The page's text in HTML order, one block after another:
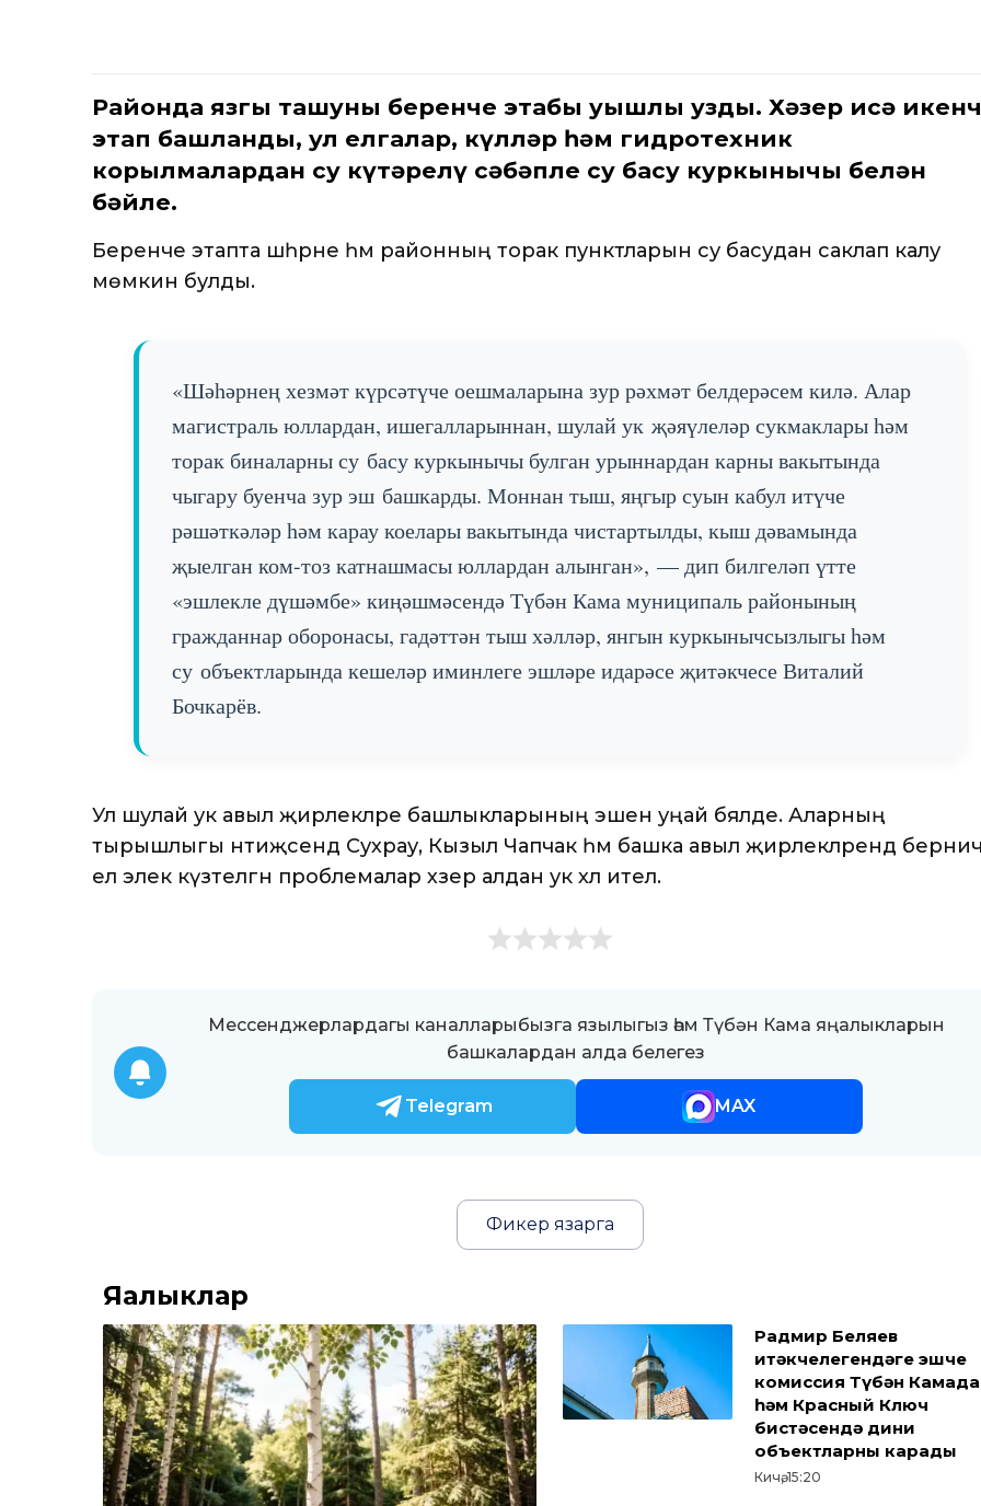
Районда язгы ташуның беренче этабы уңышлы узды. Хәзер исә
этап башланды, ул елгалар, күлләр һәм гидротехник
корылмалардан су күтәрелү сәбәпле су басу куркынычы белән
бәйле.
Беренче этапта шәһәрне һәм районның торак пунктларын су басудан саклап калу
мөмкин булды.
«Шәһәрнең хезмәт күрсәтүче оешмаларына зур рәхмәт белдерәсем килә. Алар
магистраль юллардан, ишегалларыннан, шулай ук җәяүлеләр сукмаклары һәм
торак биналарны су басу куркынычы булган урыннардан карны вакытында
чыгару буенча зур эш башкарды. Моннан тыш, яңгыр суын кабул итүче
рәшәткәләр һәм карау коелары вакытында чистартылды, кыш дәвамында
җыелган ком-тоз катнашмасы юллардан алынган», — дип билгеләп үтте
«эшлекле дүшәмбе» киңәшмәсендә Түбән Кама муниципаль районының
гражданнар оборонасы, гадәттән тыш хәлләр, янгын куркынычсызлыгы һәм
су объектларында кешеләр иминлеге эшләре идарәсе җитәкчесе Виталий
Бочкарёв.
Ул шулай ук авыл җирлекләре башлыкларының эшен уңай бәяләде. Аларның
тырышлыгы нәтиҗәсендә Сухрау, Кызыл Чапчак һәм башка авыл җирлекләрендә берничә
ел элек күзәтелгән проблемалар хәзер алдан ук хәл ителә.
Мессенджерлардагы каналларыбызга язылыгыз һәм Түбән Кама яңалыкларын
башкалардан алда белегез
Telegram MAX
Фикер язарга
Яңалыклар
Радмир Беляев
җитәкчелегендәге эшче
комиссия Түбән Камада
һәм Красный Ключ
бистәсендә дини
объектларны карады
Кичә, 15:20